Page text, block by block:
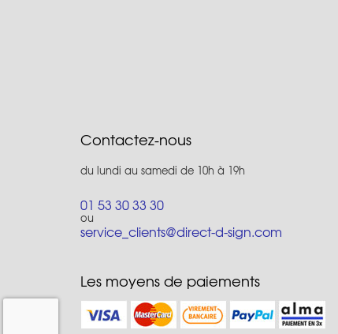
Contactez-nous
du lundi au samedi de 10h à 19h
01 53 30 33 30
ou
service_clients@direct-d-sign.com
Les moyens de paiements